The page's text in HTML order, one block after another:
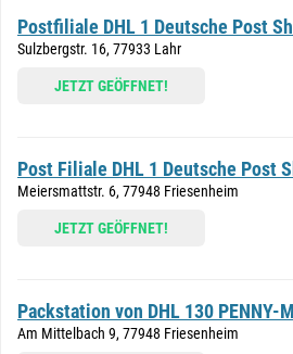
Postfiliale DHL 1 Deutsche Post
Sulzbergstr. 16, 77933 Lahr
JETZT GEÖFFNET!
Post Filiale DHL 1 Deutsche Post
Meiersmattstr. 6, 77948 Friesenheim
JETZT GEÖFFNET!
Packstation von DHL 130 PENNY-
Am Mittelbach 9, 77948 Friesenheim